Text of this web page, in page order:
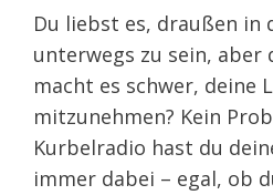
Du liebst es, draußen in
unterwegs zu sein, aber
macht es schwer, deine
mitzunehmen? Kein
Kurbelradio hast du
immer dabei – egal, ob